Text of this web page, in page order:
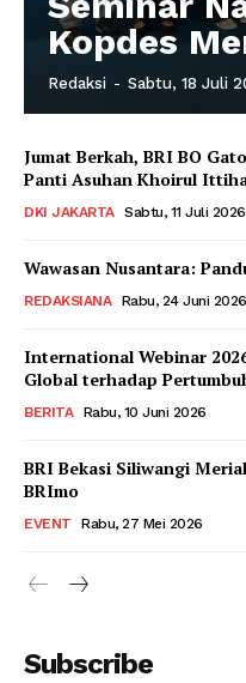
Kopdes
Redaksi - Sabtu, 18 Juli
Jumat Berkah, BRI BO
Panti Asuhan Khoirul
DKI JAKARTA Sabtu, 11 Juli 2026
Wawasan Nusantara:
REDAKSIANA Rabu, 24 Juni 2026
International Webinar
Global terhadap
BERITA Rabu, 10 Juni 2026
BRI Bekasi Siliwangi
BRImo
EVENT Rabu, 27 Mei 2026
Subscribe